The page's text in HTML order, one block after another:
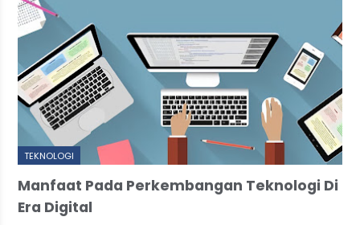
TEKNOLOGI
Manfaat Pada Perkembangan Teknologi Di
Era Digital